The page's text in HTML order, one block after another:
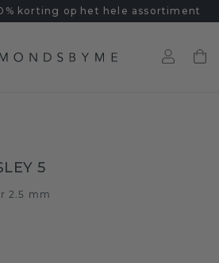
korting op het hele assortiment
5
2.5 mm